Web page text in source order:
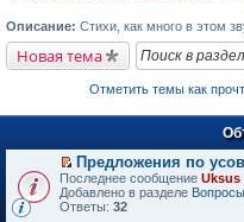
Описание: Стихи, как много в этом
Новая тема
Отметить темы как
П
е
р
Предложения по
Последнее сообщение Uksus
Добавлено в разделе
Ответы: 32